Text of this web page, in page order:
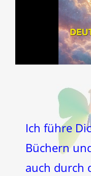
Ich führe
Büchern
auch durch